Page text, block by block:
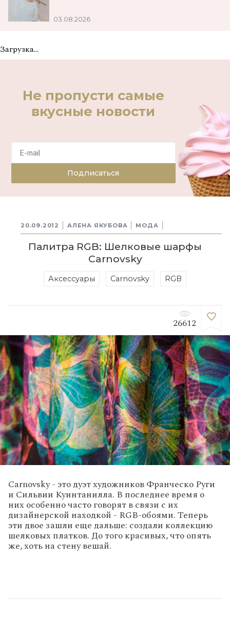
03.08.2026
Загрузка...
Не пропусти самые
вкусные новости
Подписаться
20.09.2012 АЛЕНА ЯКУБОВА МОДА
Палитра RGB: Шелковые шарфы
Carnovsky
Аксессуары Carnovsky RGB
26612
Carnovsky - это дуэт художников Франческо Руги
и Сильвии Куинтанилла. В последнее время о
них особенно часто говорят в связи с их
дизайнерской находкой - RGB-обоями. Теперь
эти двое зашли еще дальше: создали коллекцию
шелковых платков. До того красивых, что опять
же, хоть на стену вешай.